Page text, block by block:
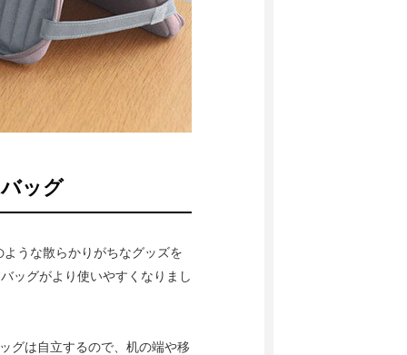
ッグ
うな散らかりがちなグッズを
ッグがより使いやすくなりまし
グは自立するので、机の端や移